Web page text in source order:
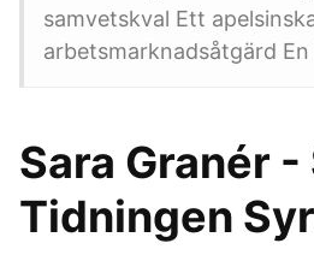
samvetskval Ett
arbetsmarknadsåtgärd
Sara Granér -
Tidningen